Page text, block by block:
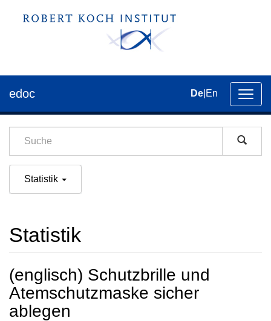
der
edoc De En
Statistik
Statistik
(englisch) Schutzbrille und
Atemschutzmaske sicher
ablegen